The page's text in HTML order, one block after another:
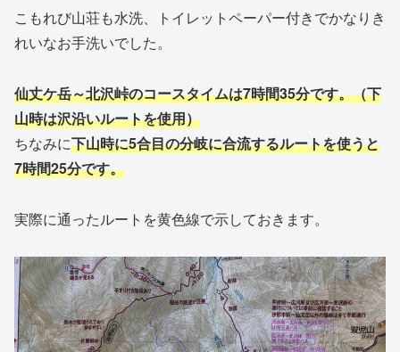
こもれび山荘も水洗、トイレットペーパー付きでかなりき
れいなお手洗いでした。
仙丈ケ岳～北沢峠のコースタイムは7時間35分です。（下
山時は沢沿いルートを使用）
ちなみに下山時に5合目の分岐に合流するルートを使うと
7時間25分です。
実際に通ったルートを黄色線で示しておきます。